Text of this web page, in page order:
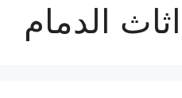
الدمام